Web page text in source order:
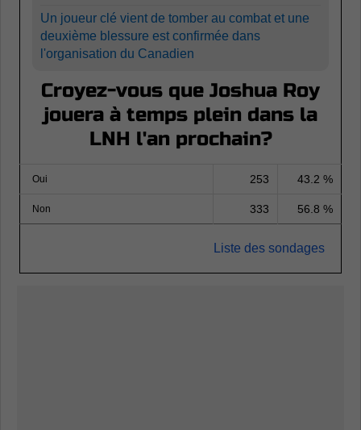
Un joueur clé vient de tomber au combat et une
deuxième blessure est confirmée dans
l'organisation du Canadien
Croyez-vous que Joshua Roy
jouera à temps plein dans la
LNH l'an prochain?
Oui 253 43.2 %
Non 333 56.8 %
Liste des sondages